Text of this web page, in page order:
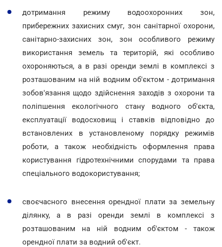
дотримання режиму водоохоронних зон,
прибережних захисних смуг, зон санітарної охорони,
санітарно-захисних зон, зон особливого режиму
використання земель та територій, які особливо
охороняються, а в разі оренди землі в комплексі з
розташованим на ній водним об'єктом - дотримання
зобов'язання щодо здійснення заходів з охорони та
поліпшення екологічного стану водного об'єкта,
експлуатації водосховищ і ставків відповідно до
встановлених в установленому порядку режимів
роботи, а також необхідність оформлення права
користування гідротехнічними спорудами та права
спеціального водокористування;
своєчасного внесення орендної плати за земельну
ділянку, а в разі оренди землі в комплексі з
розташованим на ній водним об'єктом - також
орендної плати за водний об'єкт.